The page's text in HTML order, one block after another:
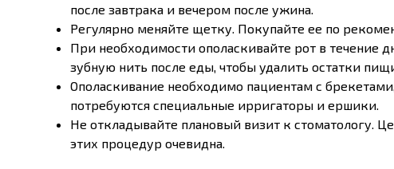
после завтрака и вечером после ужина.
Регулярно меняйте щетку. Покупайте ее по
При необходимости ополаскивайте рот в течение
зубную нить после еды, чтобы удалить остатки
Ополаскивание необходимо пациентам с
потребуются специальные ирригаторы и ершики.
Не откладывайте плановый визит к стоматологу.
этих процедур очевидна.